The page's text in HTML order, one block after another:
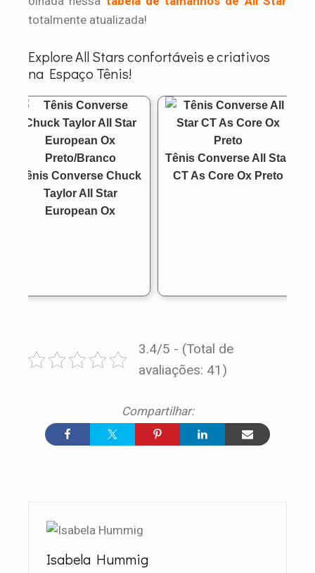
totalmente atualizada!
Explore All Stars confortáveis e criativos
na Espaço Tênis!
Tênis Converse Chuck
Taylor All Star
European Ox
Tênis Converse All Star
CT As Core Ox Preto
3.4/5 - (Total de
avaliações: 41)
Isabela Hummig